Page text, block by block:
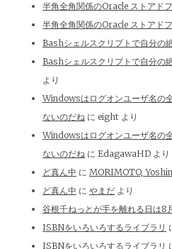
半角全角関係のOracle ストアド
半角全角関係のOracle ストアド
Bashシェルスクリプトで自分の
Bashシェルスクリプトで自分の
より
Windowsはログオンユーザ名の
ないのだね に eight より
Windowsはログオンユーザ名の
ないのだね に EdagawaHD より
ど真ん中 に MORIMOTO,
ど真ん中 に やまだ より
谷根千ねっとが手を離れる日は8
ISBNをいろいろするライブラリ
ISBNをいろいろするライブラリ